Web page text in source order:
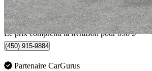
144 $/mois env.
Livraison à domicile de Saint-hubert, QC
Le prix comprend la livraison pour 698 $
(450) 915-9884
Partenaire CarGurus